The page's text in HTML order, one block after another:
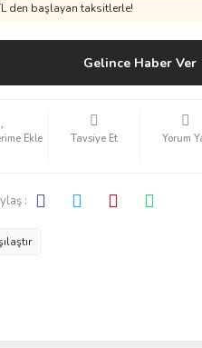
den başlayan taksitlerle!
Gelince Haber Ver
Tavsiye Et Yorum
: